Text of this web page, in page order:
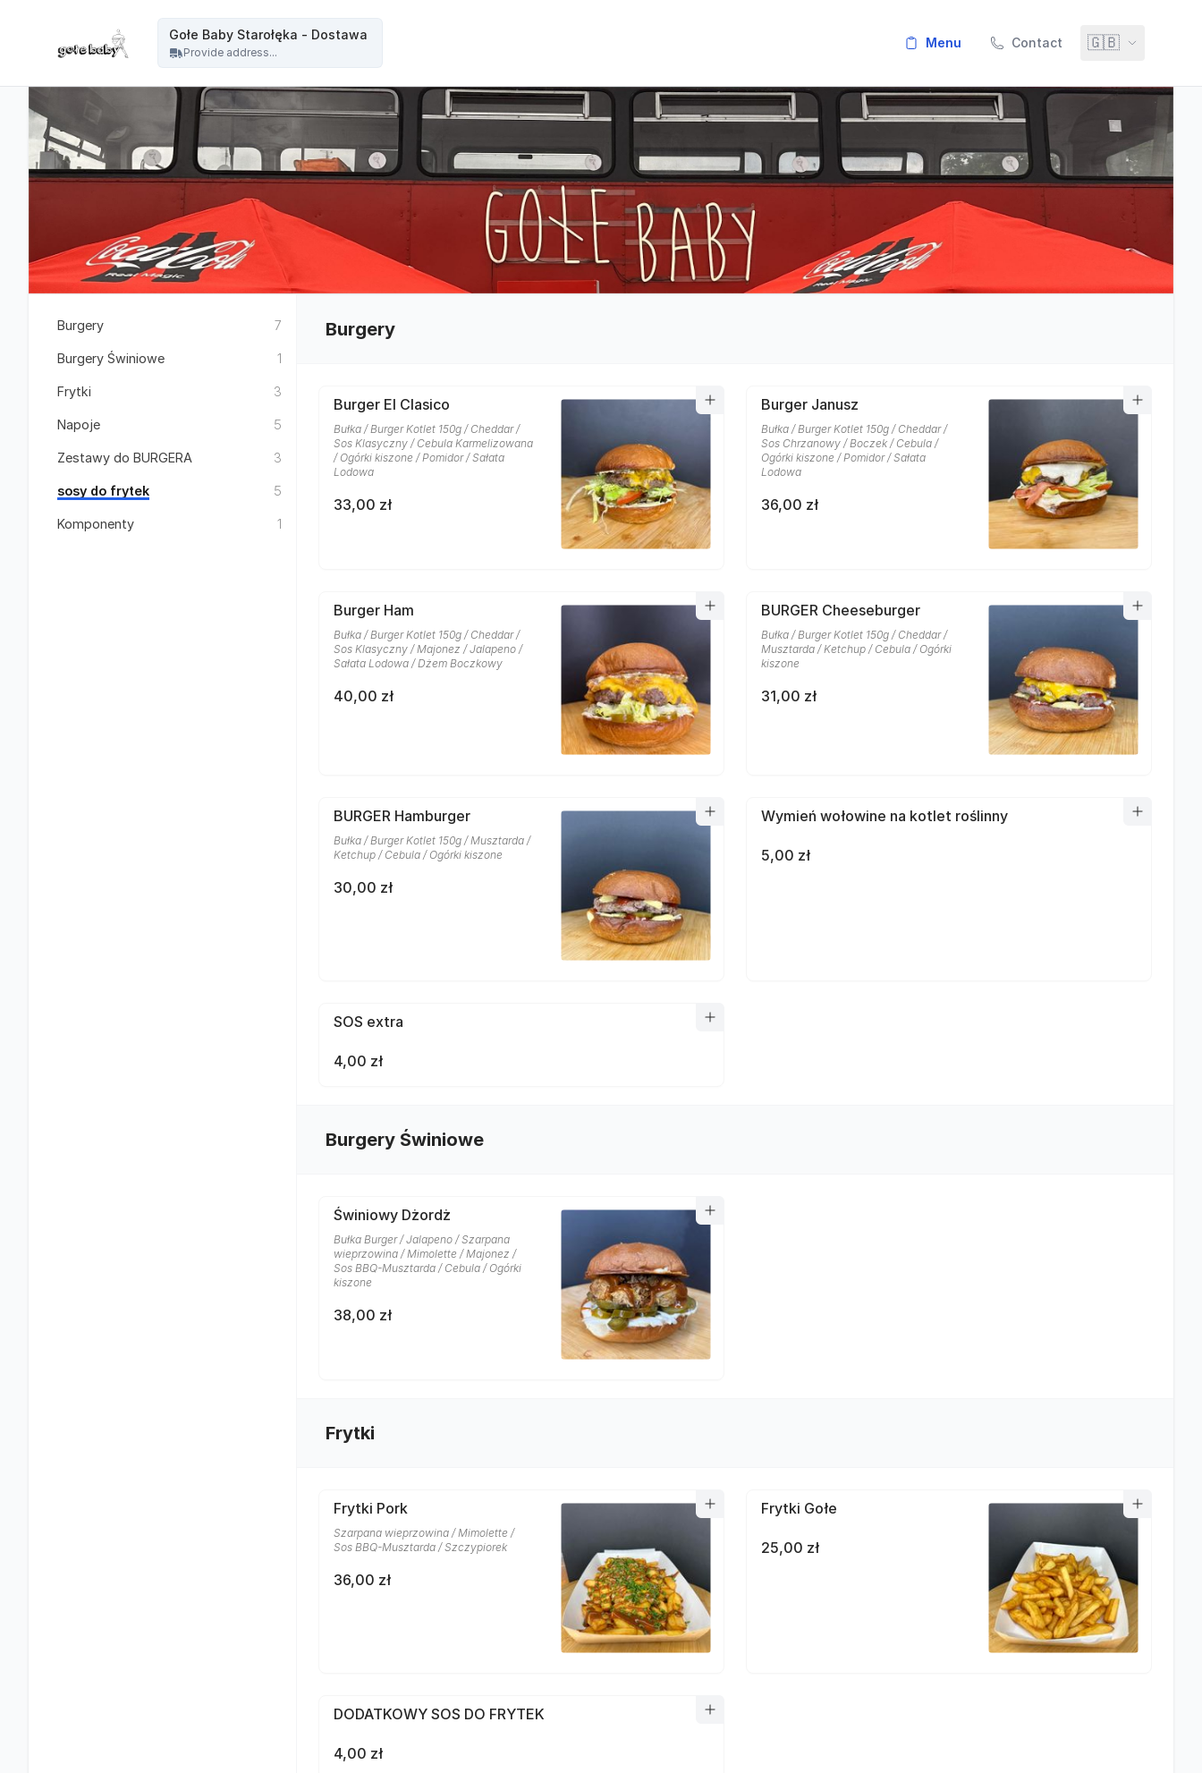
Gołe Baby Starołęka - Dostawa
Provide address...
menu Contact 🇬🇧
Burgery 7
Burgery Świniowe 1
Frytki 3
Napoje 5
Zestawy do BURGERA 3
sosy do frytek 5
Komponenty 1
Burgery
Burger El Clasico
Bułka / Burger Kotlet 150g / Cheddar /
Sos Klasyczny / Cebula Karmelizowana
/ Ogórki kiszone / Pomidor / Sałata
Lodowa
33,00 zł
Burger Janusz
Bułka / Burger Kotlet 150g / Cheddar /
Sos Chrzanowy / Boczek / Cebula /
Ogórki kiszone / Pomidor / Sałata
Lodowa
36,00 zł
Burger Ham
Bułka / Burger Kotlet 150g / Cheddar /
Sos Klasyczny / Majonez / Jalapeno /
Sałata Lodowa / Dżem Boczkowy
40,00 zł
BURGER Cheeseburger
Bułka / Burger Kotlet 150g / Cheddar /
Musztarda / Ketchup / Cebula / Ogórki
kiszone
31,00 zł
BURGER Hamburger
Bułka / Burger Kotlet 150g / Musztarda /
Ketchup / Cebula / Ogórki kiszone
30,00 zł
Wymień wołowine na kotlet roślinny
5,00 zł
SOS extra
4,00 zł
Burgery Świniowe
Świniowy Dżordż
Bułka Burger / Jalapeno / Szarpana
wieprzowina / Mimolette / Majonez /
Sos BBQ-Musztarda / Cebula / Ogórki
kiszone
38,00 zł
Frytki
Frytki Pork
Szarpana wieprzowina / Mimolette /
Sos BBQ-Musztarda / Szczypiorek
36,00 zł
Frytki Gołe
25,00 zł
DODATKOWY SOS DO FRYTEK
4,00 zł